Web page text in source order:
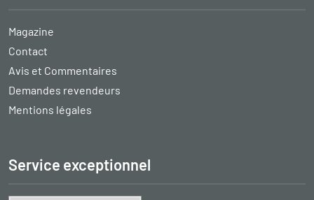
Magazine
Contact
Avis et Commentaires
Demandes revendeurs
Mentions légales
Service exceptionnel